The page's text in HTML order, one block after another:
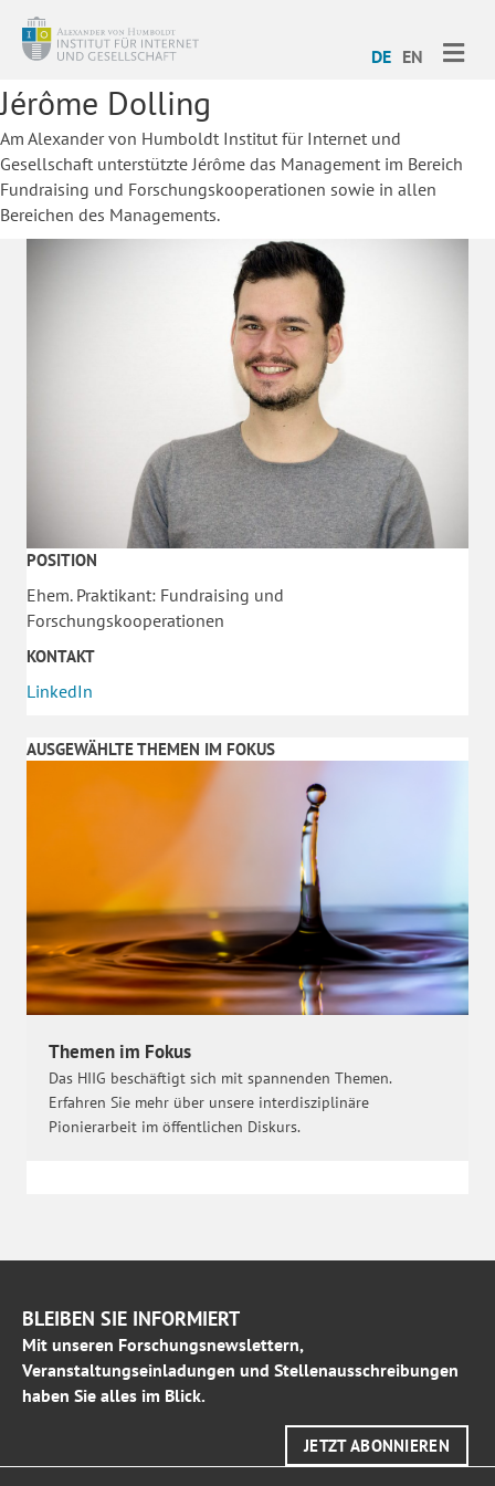
DE EN
Jérôme Dolling
Am Alexander von Humboldt Institut für Internet und
Gesellschaft unterstützte Jérôme das Management im Bereich
Fundraising und Forschungskooperationen sowie in allen
Bereichen des Managements.
POSITION
Ehem. Praktikant: Fundraising und
Forschungskooperationen
KONTAKT
LinkedIn
AUSGEWÄHLTE THEMEN IM FOKUS
Themen im Fokus
Das HIIG beschäftigt sich mit spannenden Themen.
Erfahren Sie mehr über unsere interdisziplinäre
Pionierarbeit im öffentlichen Diskurs.
BLEIBEN SIE INFORMIERT
Mit unseren Forschungsnewslettern,
Veranstaltungseinladungen und Stellenausschreibungen
haben Sie alles im Blick.
JETZT ABONNIEREN